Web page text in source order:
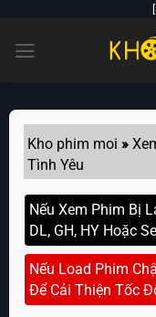
content
Kho phim moi »
Tình Yêu
Nếu Xem Phim Bị
DL, GH, HY Hoặc
Nếu Load Phim
Để Cải Thiện Tốc